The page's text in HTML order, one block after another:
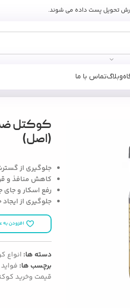
تحویل پست داده می شوند.
وبلاگتماس با ما
(اصل)
جلوگیری از
کاهش منافذ و
رفع اسکار و
جلوگیری از
افزودن به
دسته ها: انواع
برچسب ها:
قیمت وخرید